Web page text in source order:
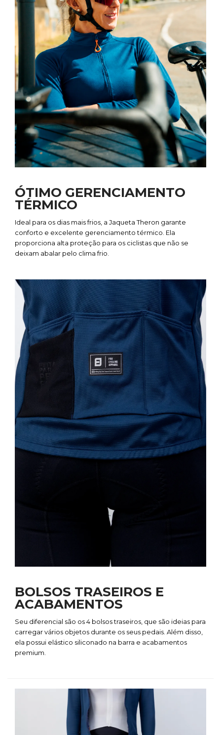
ÓTIMO GERENCIAMENTO
TÉRMICO
Ideal para os dias mais frios, a Jaqueta Theron garante
conforto e excelente gerenciamento térmico. Ela
proporciona alta proteção para os ciclistas que não se
deixam abalar pelo clima frio.
BOLSOS TRASEIROS E
ACABAMENTOS
Seu diferencial são os 4 bolsos traseiros, que são ideias para
carregar vários objetos durante os seus pedais. Além disso,
ela possui elástico siliconado na barra e acabamentos
premium.